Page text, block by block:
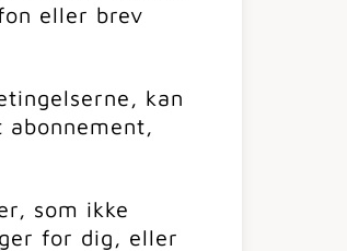
eller brev
kan
som ikke
for dig, eller